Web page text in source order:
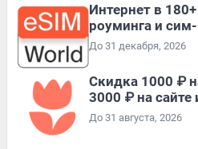
Интернет в
роуминга и
До 31 декабря, 2026
Скидка 1000 ₽
3000 ₽ на
До 31 августа, 2026